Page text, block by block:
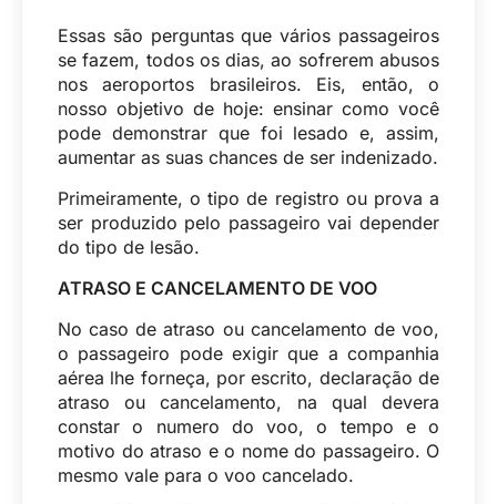
Essas são perguntas que vários passageiros
se fazem, todos os dias, ao sofrerem abusos
nos aeroportos brasileiros. Eis, então, o
nosso objetivo de hoje: ensinar como você
pode demonstrar que foi lesado e, assim,
aumentar as suas chances de ser indenizado.
Primeiramente, o tipo de registro ou prova a
ser produzido pelo passageiro vai depender
do tipo de lesão.
ATRASO E CANCELAMENTO DE VOO
No caso de atraso ou cancelamento de voo,
o passageiro pode exigir que a companhia
aérea lhe forneça, por escrito, declaração de
atraso ou cancelamento, na qual devera
constar o numero do voo, o tempo e o
motivo do atraso e o nome do passageiro. O
mesmo vale para o voo cancelado.